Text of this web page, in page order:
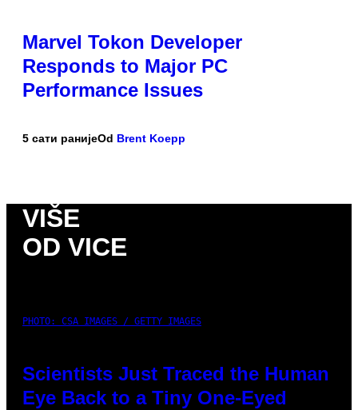
Marvel Tokon Developer
Responds to Major PC
Performance Issues
5 сати ранијеOd Brent Koepp
VIŠE
OD VICE
PHOTO: CSA IMAGES / GETTY IMAGES
Scientists Just Traced the Human
Eye Back to a Tiny One-Eyed